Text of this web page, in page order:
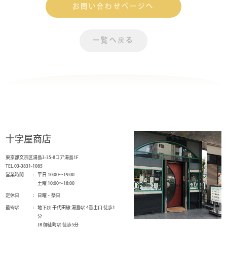
お問い合わせページへ
一覧へ戻る
十字屋商店
東京都文京区湯島3-35-8コア湯島1F
TEL.03-3831-1085
営業時間
平日 10:00～19:00
土曜 10:00～18:00
定休日
日曜・祭日
最寄駅
地下鉄 千代田線 湯島駅 4番出口 徒歩1
分
JR 御徒町駅 徒歩5分